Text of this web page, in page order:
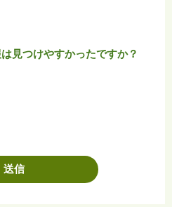
見つけやすかったですか？